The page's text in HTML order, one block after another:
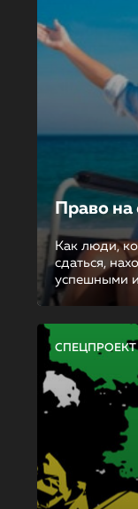
Право на
Как люди,
сдаться,
успешными
СПЕЦПРОЕКТ